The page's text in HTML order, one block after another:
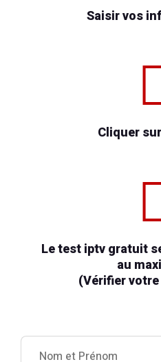
Saisir vos
Cliquer
Le test iptv gratuit
au
(Vérifier